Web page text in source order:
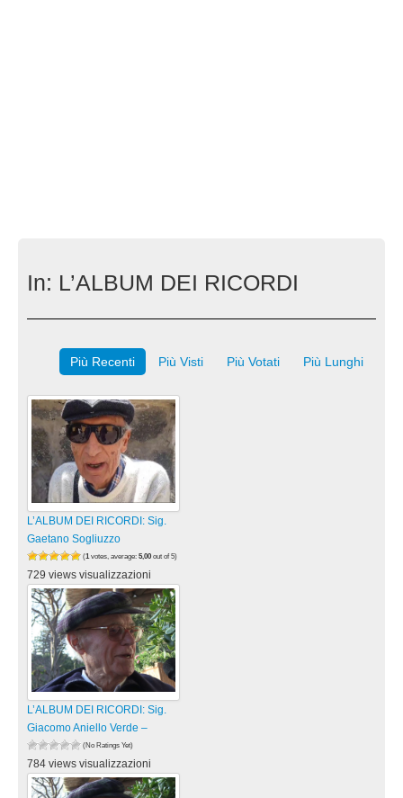
In: L’ALBUM DEI RICORDI
Più Recenti Più Visti Più Votati Più Lunghi
L’ALBUM DEI RICORDI: Sig.
Gaetano Sogliuzzo
(1 votes, average: 5,00 out of 5)
729 views visualizzazioni
L’ALBUM DEI RICORDI: Sig.
Giacomo Aniello Verde –
(No Ratings Yet)
784 views visualizzazioni